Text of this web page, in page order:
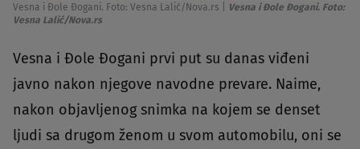
Vesna i Đole Đogani. Foto: Vesna Lalić/Nova.rs
Vesna i Đole Đogani. Foto:
Vesna Lalić/Nova.rs
Vesna i Đole Đogani prvi put su danas viđeni
javno nakon njegove navodne prevare. Naime,
nakon objavljenog snimka na kojem se denset
ljudi sa drugom ženom u svom automobilu, oni se